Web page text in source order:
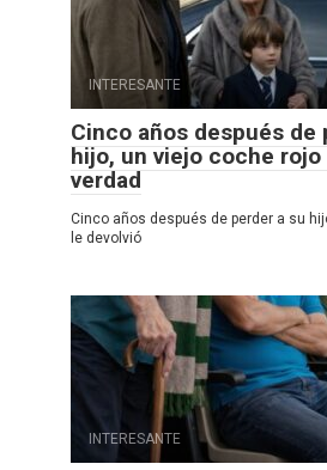
INTERESANTE
Cinco años después de
hijo, un viejo coche rojo
verdad
Cinco años después de perder a su
le devolvió
INTERESANTE